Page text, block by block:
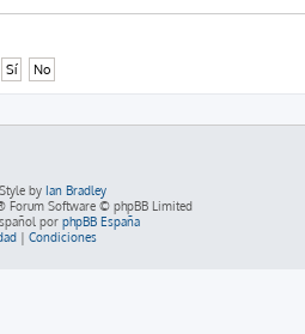
by Ian Bradley
Forum Software © phpBB Limited
por phpBB España
| Condiciones